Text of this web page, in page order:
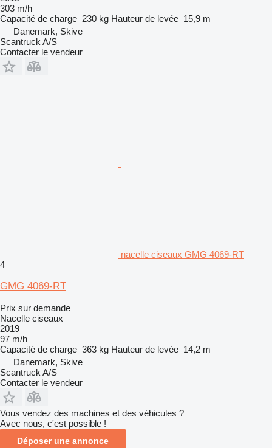
303 m/h
Capacité de charge 230 kg Hauteur de levée 15,9 m
Danemark, Skive
Scantruck A/S
Contacter le vendeur
nacelle ciseaux GMG 4069-RT
4
GMG 4069-RT
Prix sur demande
Nacelle ciseaux
2019
97 m/h
Capacité de charge 363 kg Hauteur de levée 14,2 m
Danemark, Skive
Scantruck A/S
Contacter le vendeur
Vous vendez des machines et des véhicules ?
Avec nous, c'est possible !
Déposer une annonce